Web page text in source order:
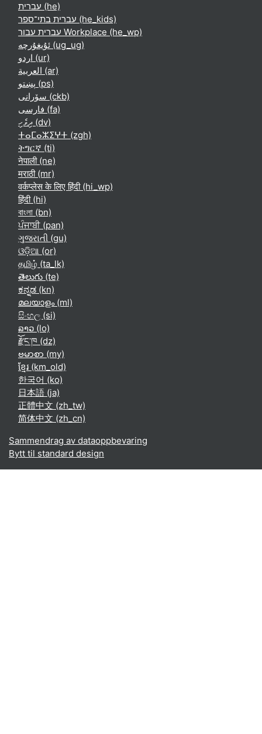
עברית ‎(he)‎
עברית בתי־ספר ‎(he_kids)‎
עברית עבור Workplace ‎(he_wp)‎
ئۇيغۇرچە ‎(ug_ug)‎
اردو ‎(ur)‎
العربية ‎(ar)‎
پښتو ‎(ps)‎
سۆرانی ‎(ckb)‎
فارسی ‎(fa)‎
ދިވެހި ‎(dv)‎
ⵜⴰⵎⴰⵣⵉⵖⵜ ‎(zgh)‎
ትግርኛ ‎(ti)‎
नेपाली ‎(ne)‎
मराठी ‎(mr)‎
वर्कप्लेस के लिए हिंदी ‎(hi_wp)‎
हिंदी ‎(hi)‎
বাংলা ‎(bn)‎
ਪੰਜਾਬੀ ‎(pan)‎
ગુજરાતી ‎(gu)‎
ଓଡ଼ିଆ ‎(or)‎
தமிழ் ‎(ta_lk)‎
తెలుగు ‎(te)‎
ಕನ್ನಡ ‎(kn)‎
മലയാളം ‎(ml)‎
සිංහල ‎(si)‎
ລາວ ‎(lo)‎
རྫོང་ཁ ‎(dz)‎
ဗမာစာ ‎(my)‎
ខ្មែរ ‎(km_old)‎
한국어 ‎(ko)‎
日本語 ‎(ja)‎
正體中文 ‎(zh_tw)‎
简体中文 ‎(zh_cn)‎
Sammendrag av dataoppbevaring
Bytt til standard design